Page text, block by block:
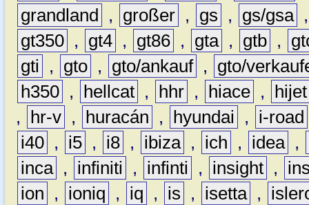
grandland
, großer , gs , gs/gsa
gt350 , gt4 , gt86 , gta , gtb ,
gti
, gto , gto/ankauf ,
gto/
h350 , hellcat , hhr , hiace ,
hijet
,
hr-v , huracán , hyundai ,
i-road
i40 , i5 , i8 , ibiza , ich , idea ,
inca , infiniti , infinti , insight ,
ion
, ioniq , iq , is , isetta ,